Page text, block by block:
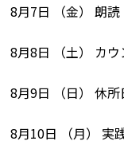
8月7日 （金） 朗読
8月8日 （土） カ
8月9日 （日） 休所
8月10日 （月） 実